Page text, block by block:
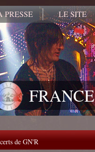
PRESSE LE SITE
FRANCE
de GN'R